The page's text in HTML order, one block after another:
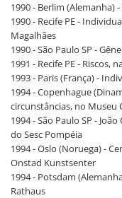
1990 - Berlim (Alemanha)
1990 - Recife PE -
Magalhães
1990 - São Paulo SP -
1991 - Recife PE - Riscos,
1993 - Paris (França) -
1994 - Copenhague
circunstâncias, no
1994 - São Paulo SP -
do Sesc Pompéia
1994 - Oslo (Noruega) -
Onstad Kunstsenter
1994 - Potsdam
Rathaus